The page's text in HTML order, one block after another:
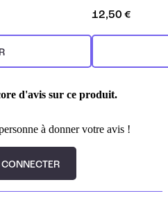
12,50 €
d'avis sur ce produit.
à donner votre avis !
CONNECTER